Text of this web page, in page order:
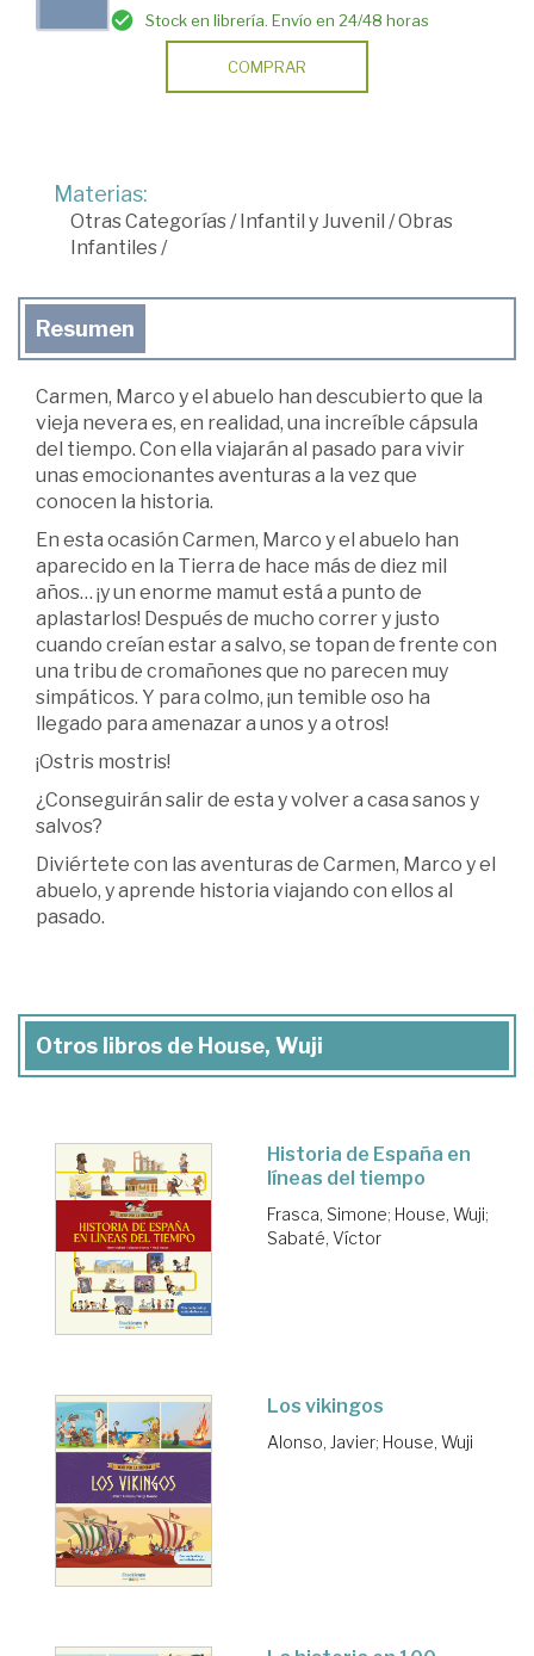
Stock en librería. Envío en 24/48 horas
COMPRAR
Materias:
Otras Categorías/ Infantil y Juvenil /Obras
Infantiles/
Resumen
Carmen, Marco y el abuelo han descubierto que la
vieja nevera es, en realidad, una increíble cápsula
del tiempo. Con ella viajarán al pasado para vivir
unas emocionantes aventuras a la vez que
conocen la historia.
En esta ocasión Carmen, Marco y el abuelo han
aparecido en la Tierra de hace más de diez mil
años… ¡y un enorme mamut está a punto de
aplastarlos! Después de mucho correr y justo
cuando creían estar a salvo, se topan de frente con
una tribu de cromañones que no parecen muy
simpáticos. Y para colmo, ¡un temible oso ha
llegado para amenazar a unos y a otros!
¡Ostris mostris!
¿Conseguirán salir de esta y volver a casa sanos y
salvos?
Diviértete con las aventuras de Carmen, Marco y el
abuelo, y aprende historia viajando con ellos al
pasado.
Otros libros de House, Wuji
Historia de España en
líneas del tiempo
Frasca, Simone; House, Wuji;
Sabaté, Víctor
Los vikingos
Alonso, Javier; House, Wuji